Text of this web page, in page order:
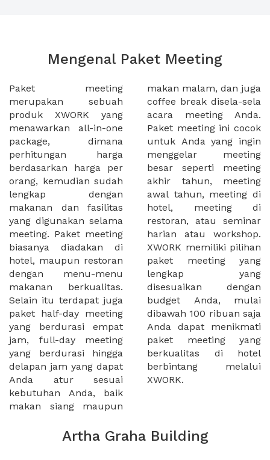
Mengenal Paket Meeting
Paket meeting
merupakan sebuah
produk XWORK yang
menawarkan all-in-one
package, dimana
perhitungan harga
berdasarkan harga per
orang, kemudian sudah
lengkap dengan
makanan dan fasilitas
yang digunakan selama
meeting. Paket meeting
biasanya diadakan di
hotel, maupun restoran
dengan menu-menu
makanan berkualitas.
Selain itu terdapat juga
paket half-day meeting
yang berdurasi empat
jam, full-day meeting
yang berdurasi hingga
delapan jam yang dapat
Anda atur sesuai
kebutuhan Anda, baik
makan siang maupun
makan malam, dan juga
coffee break disela-sela
acara meeting Anda.
Paket meeting ini cocok
untuk Anda yang ingin
menggelar meeting
besar seperti meeting
akhir tahun, meeting
awal tahun, meeting di
hotel, meeting di
restoran, atau seminar
harian atau workshop.
XWORK memiliki pilihan
paket meeting yang
lengkap yang
disesuaikan dengan
budget Anda, mulai
dibawah 100 ribuan saja
Anda dapat menikmati
paket meeting yang
berkualitas di hotel
berbintang melalui
XWORK.
Artha Graha Building